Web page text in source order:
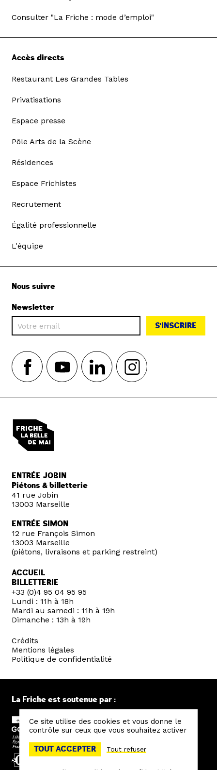
Consulter "La Friche : mode d’emploi"
Accès directs
Restaurant Les Grandes Tables
Privatisations
Espace presse
Pôle Arts de la Scène
Résidences
Espace Frichistes
Recrutement
Égalité professionnelle
L'équipe
Nous suivre
Newsletter
S'INSCRIRE
ENTRÉE JOBIN
Piétons & billetterie
41 rue Jobin
13003 Marseille
ENTRÉE SIMON
12 rue François Simon
13003 Marseille
(piétons, livraisons et parking restreint)
ACCUEIL
BILLETTERIE
+33 (0)4 95 04 95 95
Lundi : 11h à 18h
Mardi au samedi : 11h à 19h
Dimanche : 13h à 19h
Crédits
Mentions légales
Politique de confidentialité
La Friche est soutenue par :
Ce site utilise des cookies et vous donne le
contrôle sur ceux que vous souhaitez activer
TOUT ACCEPTER Tout refuser